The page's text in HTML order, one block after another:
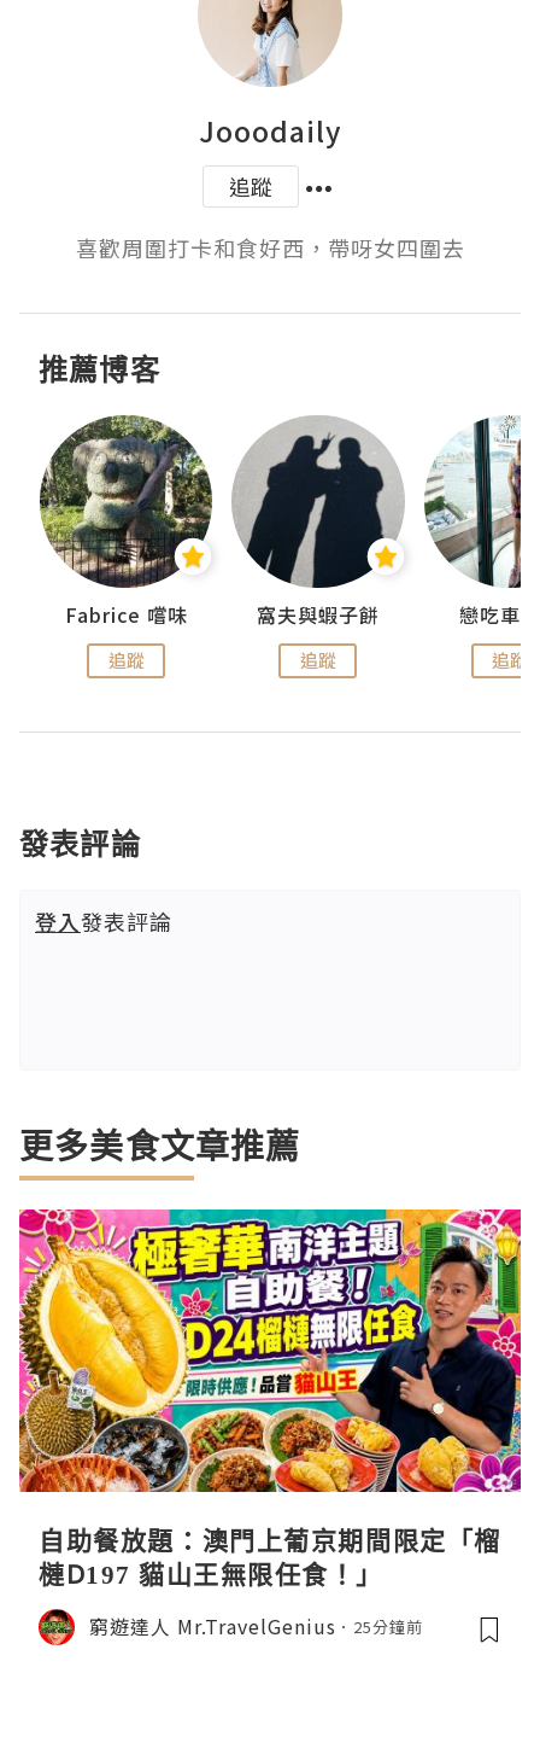
Jooodaily
追蹤
推薦博客
Fabrice 嚐味
追蹤
窩夫與蝦子餅
追蹤
戀吃車
追蹤
發表評論
登入發表評論
更多美食文章推薦
自助餐放題：澳門上葡京期間限定「榴
槤D197 貓山王無限任食！」
窮遊達人 Mr.TravelGenius 25分鐘前